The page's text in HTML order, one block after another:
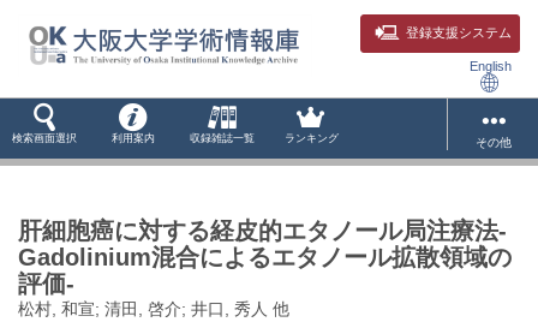
登録支援システム
English
検索画面選択 利用案内 収録雑誌一覧 ランキング その他
肝細胞癌に対する経皮的エタノール局注療法-
Gadolinium混合によるエタノール拡散領域の
評価-
松村, 和宣; 清田, 啓介; 井口, 秀人 他